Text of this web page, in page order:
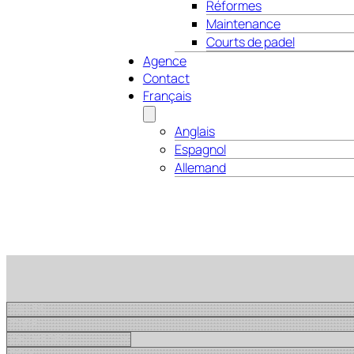
Réformes
Maintenance
Courts de padel
Agence
Contact
Français
Anglais
Espagnol
Allemand